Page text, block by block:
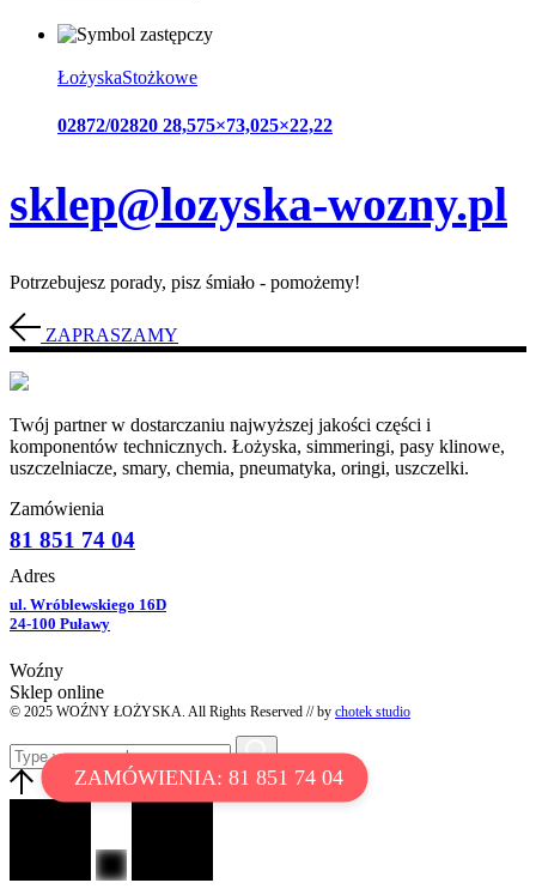
ZAMÓWIENIA: 81 851 74 04
ŁożyskaStożkowe
02872/02820 28,575×73,025×22,22
sklep@lozyska-wozny.pl
Potrzebujesz porady, pisz śmiało - pomożemy!
ZAPRASZAMY
Twój partner w dostarczaniu najwyższej jakości części i
komponentów technicznych. Łożyska, simmeringi, pasy klinowe,
uszczelniacze, smary, chemia, pneumatyka, oringi, uszczelki.
Zamówienia
81 851 74 04
Adres
ul. Wróblewskiego 16D
24-100 Puławy
Woźny
Sklep online
© 2025 WOŹNY ŁOŻYSKA. All Rights Reserved // by chotek studio